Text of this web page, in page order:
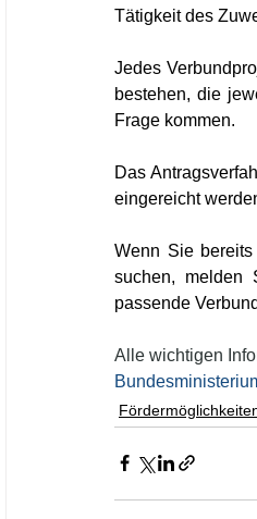
Tätigkeit des
Jedes
bestehen, die
Frage kommen.
Das
eingereicht
Wenn Sie
suchen,
passende
Alle wichtigen